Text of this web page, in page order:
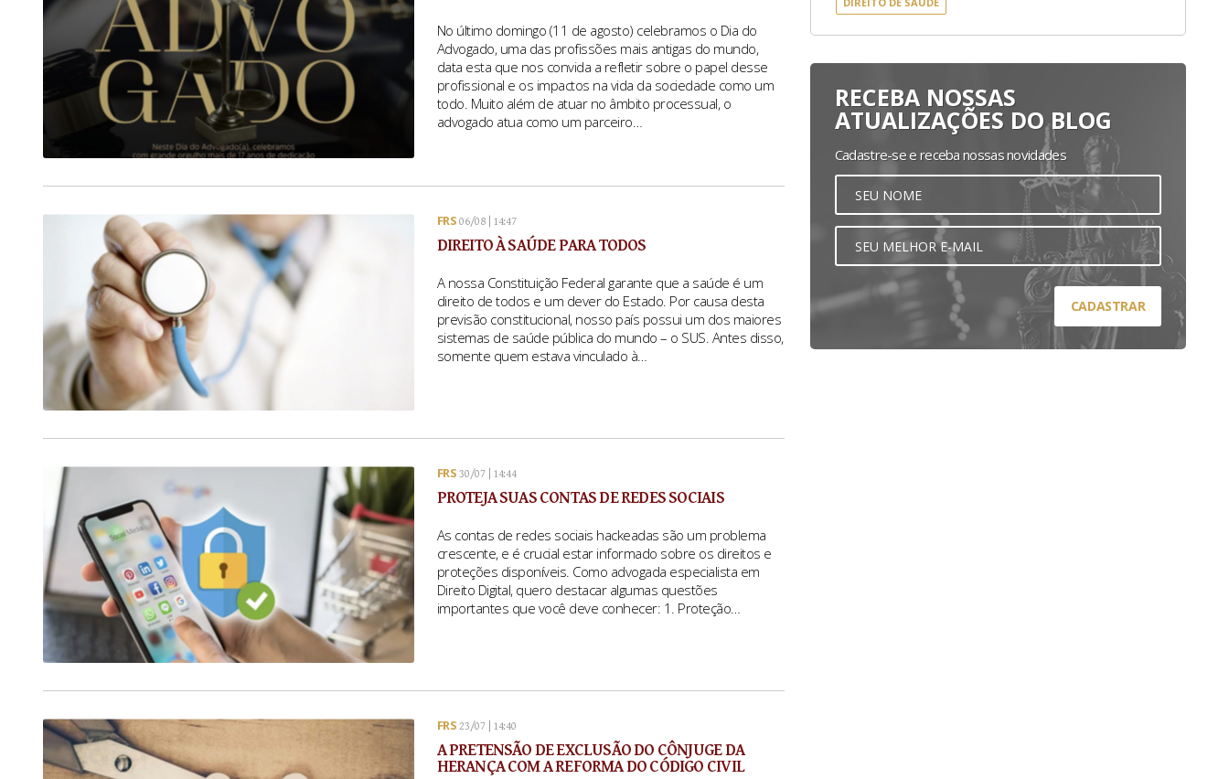
No último domingo (11 de agosto) celebramos o Dia do
Advogado, uma das profissões mais antigas do mundo,
data esta que nos convida a refletir sobre o papel desse
profissional e os impactos na vida da sociedade como um
todo. Muito além de atuar no âmbito processual, o
advogado atua como um parceiro…
FRS06/08 | 14:47
DIREITO À SAÚDE PARA TODOS
A nossa Constituição Federal garante que a saúde é um
direito de todos e um dever do Estado. Por causa desta
previsão constitucional, nosso país possui um dos maiores
sistemas de saúde pública do mundo – o SUS. Antes disso,
somente quem estava vinculado à…
FRS30/07 | 14:44
PROTEJA SUAS CONTAS DE REDES SOCIAIS
As contas de redes sociais hackeadas são um problema
crescente, e é crucial estar informado sobre os direitos e
proteções disponíveis. Como advogada especialista em
Direito Digital, quero destacar algumas questões
importantes que você deve conhecer: 1. Proteção…
FRS23/07 | 14:40
A PRETENSÃO DE EXCLUSÃO DO CÔNJUGE DA
HERANÇA COM A REFORMA DO CÓDIGO CIVIL
RECEBA NOSSAS
ATUALIZAÇÕES DO BLOG
Cadastre-se e receba nossas novidades
CADASTRAR